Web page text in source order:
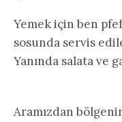
Yemek için ben
sosunda servis
Yanında salata ve
Aramızdan